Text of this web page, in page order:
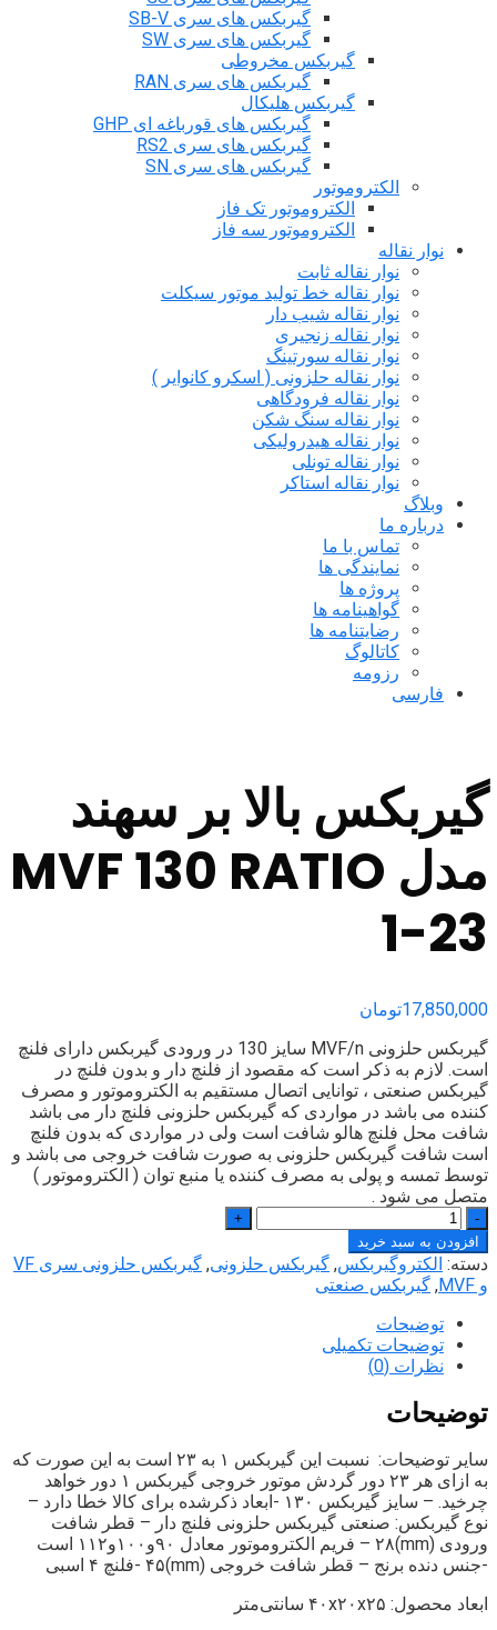
گیربکس های سری SB-V
گیربکس های سری SW
گیربکس مخروطی
گیربکس های سری RAN
گیربکس هلیکال
گیربکس های قورباغه ای GHP
گیربکس های سری RS2
گیربکس های سری SN
الکتروموتور
الکتروموتور تک فاز
الکتروموتور سه فاز
نوار نقاله
نوار نقاله ثابت
نوار نقاله خط تولید موتور سیکلت
نوار نقاله شیب دار
نوار نقاله زنجیری
نوار نقاله سورتینگ
نوار نقاله حلزونی ( اسکرو کانوایر )
نوار نقاله فرودگاهی
نوار نقاله سنگ شکن
نوار نقاله هیدرولیکی
نوار نقاله تونلی
نوار نقاله استاکر
وبلاگ
درباره ما
تماس با ما
نمایندگی ها
پروژه ها
گواهینامه ها
رضایتنامه ها
کاتالوگ
رزومه
فارسی
گیربکس بالا بر سهند
مدل MVF 130 RATIO
1-23
17,850,000تومان
گیربکس حلزونی MVF/n سایز 130 در ورودی گیربکس دارای فلنچ
است. لازم به ذکر است که مقصود از فلنچ دار و بدون فلنچ در
گیربکس صنعتی ، توانایی اتصال مستقیم به الکتروموتور و مصرف
کننده می باشد در مواردی که گیربکس حلزونی فلنچ دار می باشد
شافت محل فلنچ هالو شافت است ولی در مواردی که بدون فلنچ
است شافت گیربکس حلزونی به صورت شافت خروجی می باشد و
توسط تمسه و پولی به مصرف کننده یا منبع توان ( الکتروموتور )
متصل می شود .
تعداد
افزودن به سبد خرید
دسته: الکتروگیربکس, گیربکس حلزونی,
گیربکس حلزونی سری VF
و MVF
, گیربکس صنعتی
توضیحات
توضیحات تکمیلی
نظرات (0)
توضیحات
سایر توضیحات: نسبت این گیربکس ۱ به ۲۳ است به این صورت که
به ازای هر ۲۳ دور گردش موتور خروجی گیربکس ۱ دور خواهد
چرخید. – سایز گیربکس ۱۳۰ -ابعاد ذکرشده برای کالا خطا دارد –
نوع گیربکس: صنعتی گیربکس حلزونی فلنچ دار – قطر شافت
ورودی (mm)۲۸ – فریم الکتروموتور معادل ۹۰و۱۰۰و۱۱۲ است
-جنس دنده برنج – قطر شافت خروجی (mm)۴۵ -فلنچ ۴ اسبی
ابعاد محصول: ۴۰x۲۰x۲۵ سانتی‌متر